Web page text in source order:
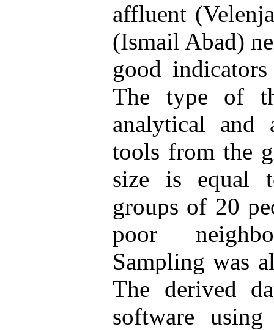
affluent
(Ismail Abad)
good
The type of
analytical and
tools from the
size is equal
groups of 20
poor
Sampling was
The derived
software